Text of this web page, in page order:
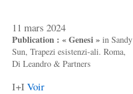
11 mars 2024
Publication : « Genesi » in Sandy
Sun, Trapezi esistenzi-ali. Roma,
Di Leandro & Partners
I+I Voir